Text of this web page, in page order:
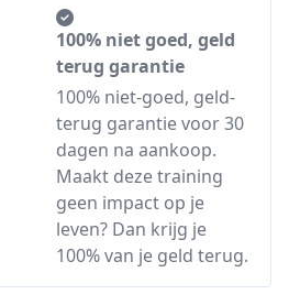
100% niet goed, geld
terug garantie
100% niet-goed, geld-
terug garantie voor 30
dagen na aankoop.
Maakt deze training
geen impact op je
leven? Dan krijg je
100% van je geld terug.